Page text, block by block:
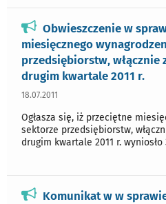
Obwieszczenie w
miesięcznego
przedsiębiorstw, włącznie
drugim kwartale 2011 r.
18.07.2011
Ogłasza się, iż przeciętne
sektorze przedsiębiorstw,
drugim kwartale 2011 r. wyniosło
Komunikat w w